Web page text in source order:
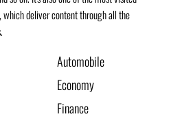
which deliver content through all the
Automobile
Economy
Finance